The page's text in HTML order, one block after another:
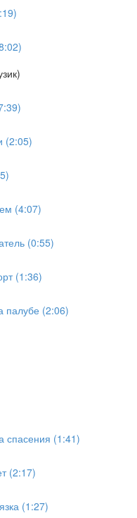
(2:05)
(4:07)
(0:55)
(1:36)
палубе (2:06)
спасения (1:41)
(2:17)
(1:27)